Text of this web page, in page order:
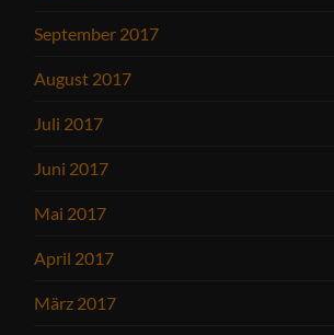
September 2017
August 2017
Juli 2017
Juni 2017
Mai 2017
April 2017
März 2017